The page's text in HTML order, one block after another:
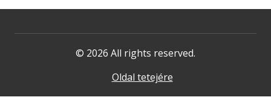
© 2026 All rights reserved.
Oldal tetejére